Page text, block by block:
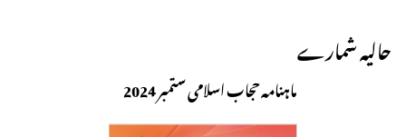
حالیہ شمارے
ماہنامہ حجاب اسلامی ستمبر 2024